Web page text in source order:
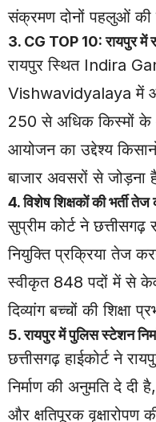
संक्रमण दोनों पहलुओं की
3. CG TOP 10: रायपुर में
रायपुर स्थित Indira
Vishwavidyalaya में
250 से अधिक किस्मों के
आयोजन का उद्देश्य
बाजार अवसरों से जोड़ना
4. विशेष शिक्षकों की भर्ती
सुप्रीम कोर्ट ने छत्तीसगढ़
नियुक्ति प्रक्रिया तेज
स्वीकृत 848 पदों में से
दिव्यांग बच्चों की शिक्षा
5. रायपुर में पुलिस स्टेशन
छत्तीसगढ़ हाईकोर्ट ने
निर्माण की अनुमति दे दी
और क्षतिपूरक वृक्षारोपण